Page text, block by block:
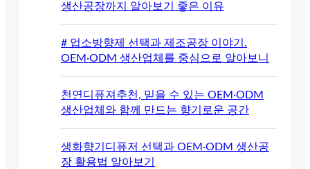
생산공장까지 알아보기 좋은 이유
# 업소방향제 선택과 제조공장 이야기.
OEM·ODM 생산업체를 중심으로 알아보니
천연디퓨져추천, 믿을 수 있는 OEM·ODM
생산업체와 함께 만드는 향기로운 공간
생화향기디퓨저 선택과 OEM·ODM 생산공
장 활용법 알아보기